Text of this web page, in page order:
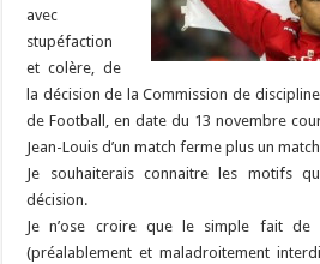
avec
stupéfaction
et colère, de
la décision de la Commission de
de Football, en date du 13 novembre
Jean-Louis d’un match ferme plus un
Je souhaiterais connaitre les motifs
décision.
Je n’ose croire que le simple fait de
(préalablement et maladroitement